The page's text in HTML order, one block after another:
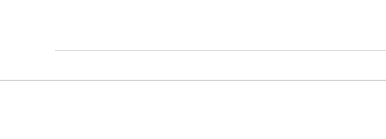
EDITORIAL TELEVISA S.A. DE C.V. TODOS LOS DERECHOS